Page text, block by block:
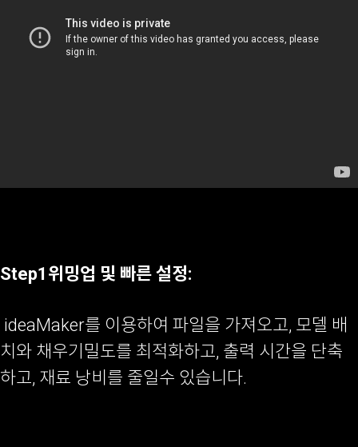
Step1위밍업 및 빠른 설정:
ideaMaker를 이용하여 파일을 가져오고, 모델 배
치와 채우기밀도를 최적화하고, 출력 시간을 단축
하고, 재료 낭비를 줄일수 있습니다.